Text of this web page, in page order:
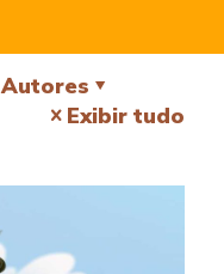
Autores
Exibir tudo